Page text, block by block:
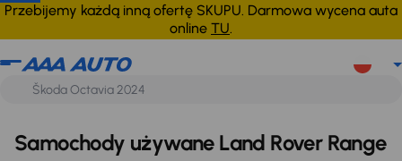
Przebijemy każdą inną ofertę SKUPU. Darmowa wycena auta
online TU.
Land Rover Range Rover MPV Anuluj wszystko
Samochody używane Land Rover Range